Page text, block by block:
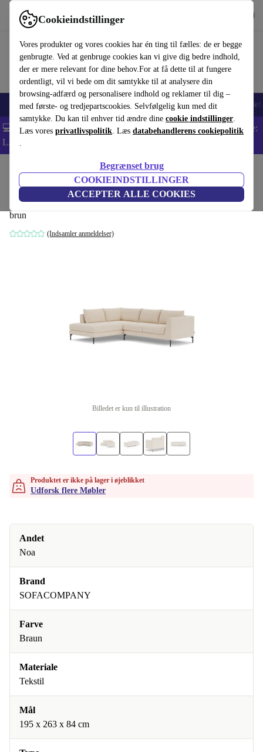
Cookieindstillinger
Vores produkter og vores cookies har én ting til fælles: de er begge
genbrugte. Ved at genbruge cookies kan vi give dig bedre indhold,
der er mere relevant for dine behov.For at få dette til at fungere
ordentligt, vil vi bede om dit samtykke til at analysere din
browsing-adfærd og personalisere indhold og reklamer til dig –
med første- og tredjepartscookies. Selvfølgelig kun med dit
samtykke. Du kan til enhver tid ændre dine cookie indstillinger.
Læs vores privatlivspolitik. Læs databehandlerens cookiepolitik
.
Begrænset brug
COOKIEINDSTILLINGER
ACCEPTER ALLE COOKIES
Brug refurbed hurtigt og nemt
Smartphones Bærbare Tablets Smartwatches Tilbehør
💻 Ekstra 5% rabat på alle MacBooks og bærbare computere - Kode:
LAPTOP5 -
Husholdning Møbler
Noa sofa venstre chaiselong Pasha Dune
brun
(Indsamler anmeldelser)
Billedet er kun til illustration
Produktet er ikke på lager i øjeblikket
Udforsk flere Møbler
Andet
Noa
Brand
SOFACOMPANY
Farve
Braun
Materiale
Tekstil
Mål
195 x 263 x 84 cm